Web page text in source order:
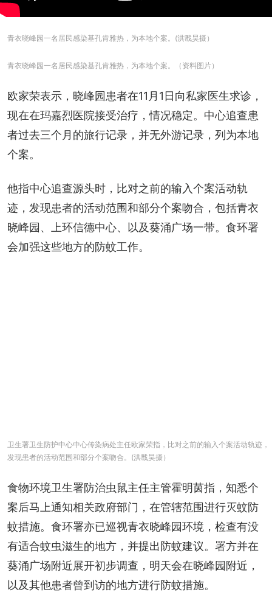
青衣晓峰园一名居民感染基孔肯雅热，为本地个案。(洪戬昊摄）
青衣晓峰园一名居民感染基孔肯雅热，为本地个案。（资料图片）
欧家荣表示，晓峰园患者在11月1日向私家医生求诊，
现在在玛嘉烈医院接受治疗，情况稳定。中心追查患
者过去三个月的旅行记录，并无外游记录，列为本地
个案。
他指中心追查源头时，比对之前的输入个案活动轨
迹，发现患者的活动范围和部分个案吻合，包括青衣
晓峰园、上环信德中心、以及葵涌广场一带。食环署
会加强这些地方的防蚊工作。
卫生署卫生防护中心中心传染病处主任欧家荣指，比对之前的输入个案活动轨迹，
发现患者的活动范围和部分个案吻合。(洪戬昊摄）
食物环境卫生署防治虫鼠主任主管霍明茵指，知悉个
案后马上通知相关政府部门，在管辖范围进行灭蚊防
蚊措施。食环署亦已巡视青衣晓峰园环境，检查有没
有适合蚊虫滋生的地方，并提出防蚊建议。署方并在
葵涌广场附近展开初步调查，明天会在晓峰园附近，
以及其他患者曾到访的地方进行防蚊措施。